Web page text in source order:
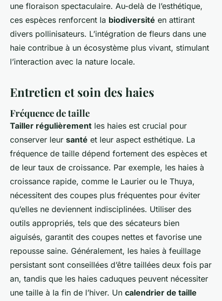
une floraison spectaculaire. Au-delà de l’esthétique,
ces espèces renforcent la biodiversité en attirant
divers pollinisateurs. L’intégration de fleurs dans une
haie contribue à un écosystème plus vivant, stimulant
l’interaction avec la nature locale.
Entretien et soin des haies
Fréquence de taille
Tailler régulièrement les haies est crucial pour
conserver leur santé et leur aspect esthétique. La
fréquence de taille dépend fortement des espèces et
de leur taux de croissance. Par exemple, les haies à
croissance rapide, comme le Laurier ou le Thuya,
nécessitent des coupes plus fréquentes pour éviter
qu’elles ne deviennent indisciplinées. Utiliser des
outils appropriés, tels que des sécateurs bien
aiguisés, garantit des coupes nettes et favorise une
repousse saine. Généralement, les haies à feuillage
persistant sont conseillées d’être taillées deux fois par
an, tandis que les haies caduques peuvent nécessiter
une taille à la fin de l’hiver. Un calendrier de taille